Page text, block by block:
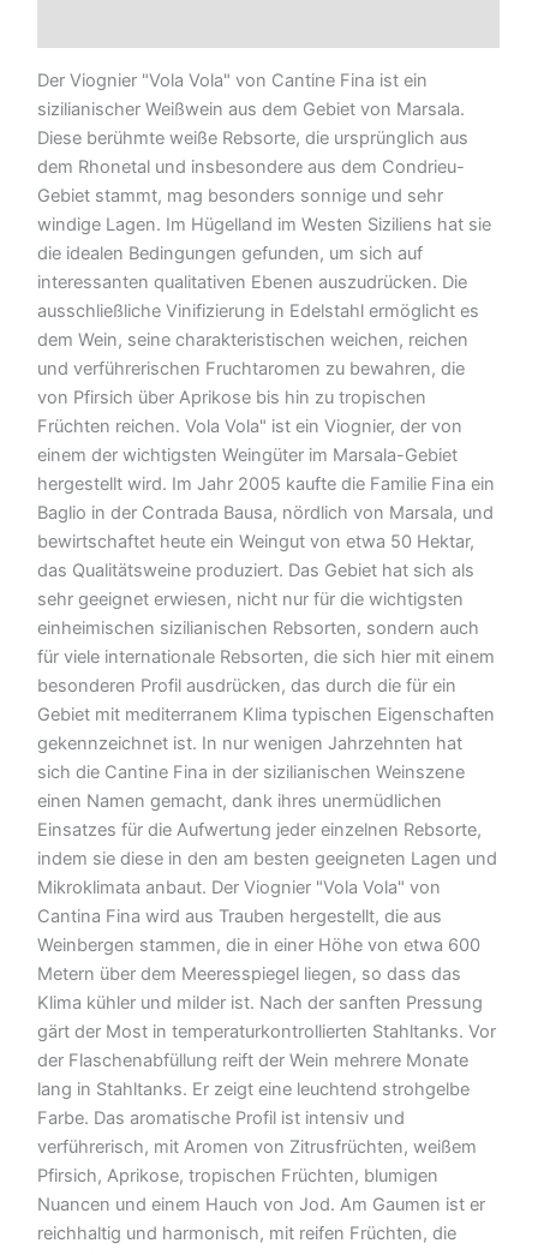
Der Viognier "Vola Vola" von Cantine Fina ist ein
sizilianischer Weißwein aus dem Gebiet von Marsala.
Diese berühmte weiße Rebsorte, die ursprünglich aus
dem Rhonetal und insbesondere aus dem Condrieu-
Gebiet stammt, mag besonders sonnige und sehr
windige Lagen. Im Hügelland im Westen Siziliens hat sie
die idealen Bedingungen gefunden, um sich auf
interessanten qualitativen Ebenen auszudrücken. Die
ausschließliche Vinifizierung in Edelstahl ermöglicht es
dem Wein, seine charakteristischen weichen, reichen
und verführerischen Fruchtaromen zu bewahren, die
von Pfirsich über Aprikose bis hin zu tropischen
Früchten reichen. Vola Vola" ist ein Viognier, der von
einem der wichtigsten Weingüter im Marsala-Gebiet
hergestellt wird. Im Jahr 2005 kaufte die Familie Fina ein
Baglio in der Contrada Bausa, nördlich von Marsala, und
bewirtschaftet heute ein Weingut von etwa 50 Hektar,
das Qualitätsweine produziert. Das Gebiet hat sich als
sehr geeignet erwiesen, nicht nur für die wichtigsten
einheimischen sizilianischen Rebsorten, sondern auch
für viele internationale Rebsorten, die sich hier mit einem
besonderen Profil ausdrücken, das durch die für ein
Gebiet mit mediterranem Klima typischen Eigenschaften
gekennzeichnet ist. In nur wenigen Jahrzehnten hat
sich die Cantine Fina in der sizilianischen Weinszene
einen Namen gemacht, dank ihres unermüdlichen
Einsatzes für die Aufwertung jeder einzelnen Rebsorte,
indem sie diese in den am besten geeigneten Lagen und
Mikroklimata anbaut. Der Viognier "Vola Vola" von
Cantina Fina wird aus Trauben hergestellt, die aus
Weinbergen stammen, die in einer Höhe von etwa 600
Metern über dem Meeresspiegel liegen, so dass das
Klima kühler und milder ist. Nach der sanften Pressung
gärt der Most in temperaturkontrollierten Stahltanks. Vor
der Flaschenabfüllung reift der Wein mehrere Monate
lang in Stahltanks. Er zeigt eine leuchtend strohgelbe
Farbe. Das aromatische Profil ist intensiv und
verführerisch, mit Aromen von Zitrusfrüchten, weißem
Pfirsich, Aprikose, tropischen Früchten, blumigen
Nuancen und einem Hauch von Jod. Am Gaumen ist er
reichhaltig und harmonisch, mit reifen Früchten, die